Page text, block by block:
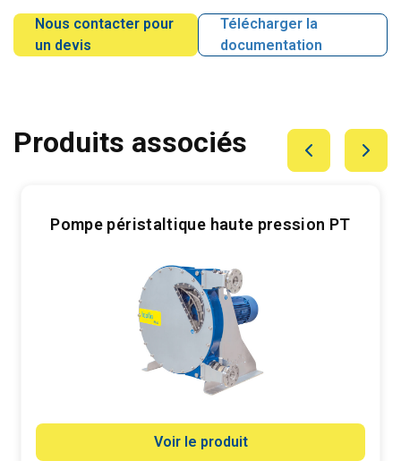
Nous contacter pour
un devis
Télécharger la
documentation
Produits associés
Pompe péristaltique haute pression PT
Voir le produit